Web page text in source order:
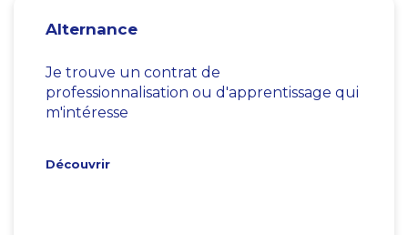
Alternance
Je trouve un contrat de
professionnalisation ou d'apprentissage qui
m'intéresse
Découvrir